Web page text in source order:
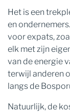
Het is een
en
voor expats,
elk met zijn
van de energie
terwijl anderen
langs de
Natuurlijk, de